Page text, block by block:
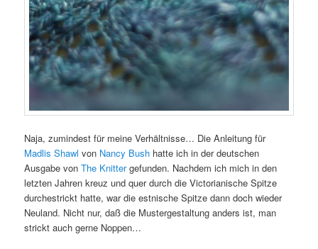
Naja, zumindest für meine Verhältnisse… Die Anleitung für
Madlis Shawl von Nancy Bush hatte ich in der deutschen
Ausgabe vonThe Knittergefunden. Nachdem ich mich in den
letzten Jahren kreuz und quer durch die Victorianische Spitze
durchestrickt hatte, war die estnische Spitze dann doch wieder
Neuland. Nicht nur, daß die Mustergestaltung anders ist, man
strickt auch gerne Noppen…